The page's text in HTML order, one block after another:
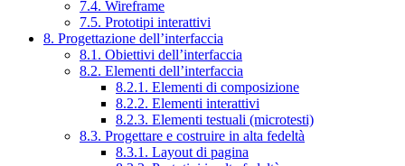
7.4. Wireframe
7.5. Prototipi interattivi
8. Progettazione dell’interfaccia
8.1. Obiettivi dell’interfaccia
8.2. Elementi dell’interfaccia
8.2.1. Elementi di composizione
8.2.2. Elementi interattivi
8.2.3. Elementi testuali (microtesti)
8.3. Progettare e costruire in alta fedeltà
8.3.1. Layout di pagina